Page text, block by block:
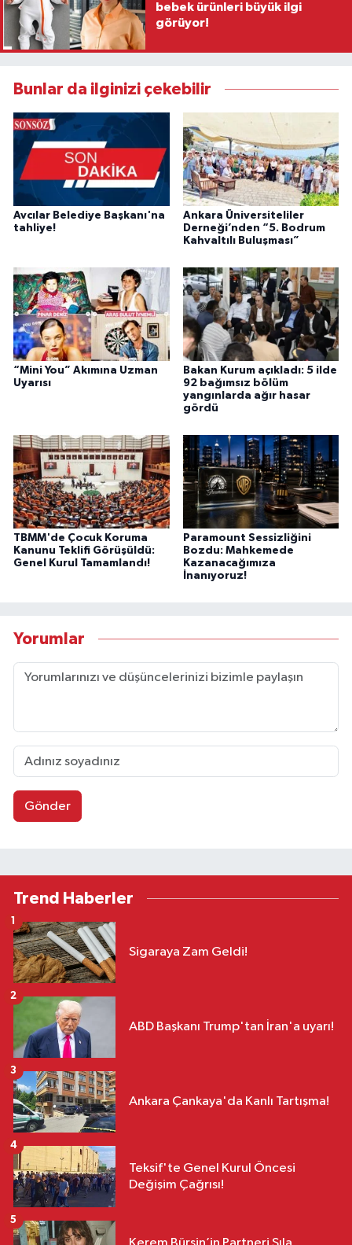
bebek ürünleri büyük ilgi
görüyor!
Bunlar da ilginizi çekebilir
Avcılar Belediye Başkanı'na
tahliye!
Ankara Üniversiteliler
Derneği’nden “5. Bodrum
Kahvaltılı Buluşması”
“Mini You” Akımına Uzman
Uyarısı
Bakan Kurum açıkladı: 5 ilde
92 bağımsız bölüm
yangınlarda ağır hasar
gördü
TBMM'de Çocuk Koruma
Kanunu Teklifi Görüşüldü:
Genel Kurul Tamamlandı!
Paramount Sessizliğini
Bozdu: Mahkemede
Kazanacağımıza
İnanıyoruz!
Yorumlar
Gönder
Trend Haberler
Sigaraya Zam Geldi!
1
ABD Başkanı Trump'tan İran'a uyarı!
2
Ankara Çankaya'da Kanlı Tartışma!
3
Teksif'te Genel Kurul Öncesi
Değişim Çağrısı!
4
5